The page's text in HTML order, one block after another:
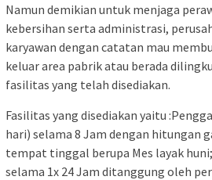
Namun demikian untuk menjaga
kebersihan serta administrasi,
karyawan dengan catatan mau
keluar area pabrik atau berada
fasilitas yang telah disediakan.
Fasilitas yang disediakan yaitu
hari) selama 8 Jam dengan hitungan
tempat tinggal berupa Mes layak
selama 1x 24 Jam ditanggung oleh